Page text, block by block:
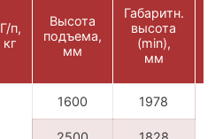
Г/п,
кг
Высота
подъема,
мм
Габаритн.
высота
(min),
мм
1600 1978